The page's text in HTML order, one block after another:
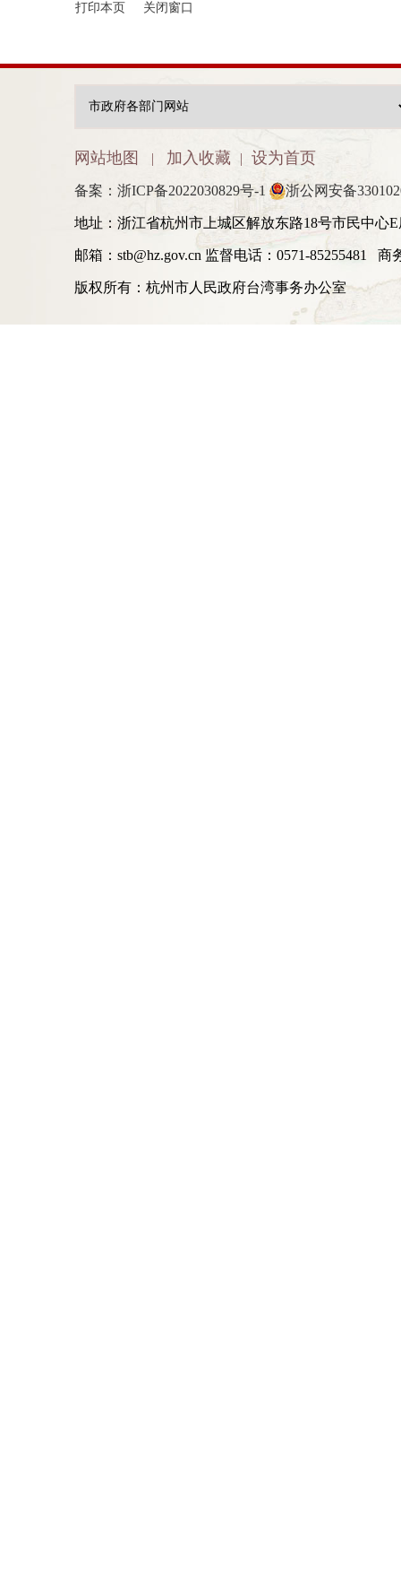
打印本页 关闭窗口
网站地图 | 加入收藏 | 设为首页
备案：浙ICP备2022030829号-1 浙公网安备
地址：浙江省杭州市上城区解放东路18号市民中心E
邮箱：stb@hz.gov.cn 监督电话：0571-85255481 商
版权所有：杭州市人民政府台湾事务办公室